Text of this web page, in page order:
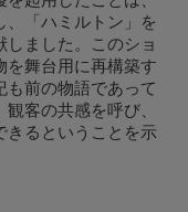
、「ハミルトン」を
ました。このショ
を舞台用に再構築す
も前の物語であって
客の共感を呼び、
きるということを示